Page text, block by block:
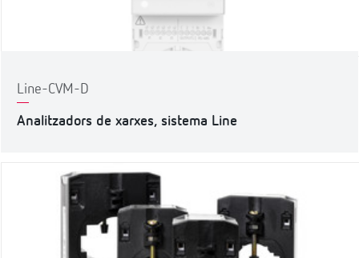
Line-CVM-D
Analitzadors de xarxes, sistema Line